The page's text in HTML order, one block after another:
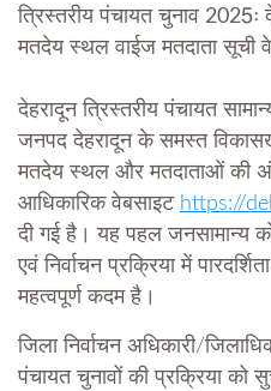
त्रिस्तरीय पंचायत चुनाव
मतदेय स्थल वाईज मतदाता सूची
देहरादूनत्रिस्तरीय पंचायत
जनपद देहरादून के समस्त
मतदेय स्थल और मतदाताओं की
आधिकारिक वेबसाइट https://
दी गई है। यह पहल जनसामान्य
एवं निर्वाचन प्रक्रिया में
महत्वपूर्ण कदम है।
जिला निर्वाचन अधिकारी/
पंचायत चुनावों की प्रक्रिया को